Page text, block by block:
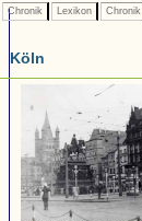
Chronik Lexikon Chronik
Köln